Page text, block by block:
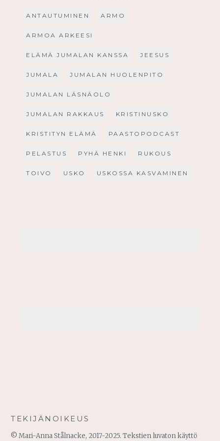
ANTAUTUMINEN ARMO
ARMOA ARKEESI
ELÄMÄ JUMALAN KANSSA JEESUS
JUMALA JUMALAN HUOLENPITO
JUMALAN LÄSNÄOLO
JUMALAN RAKKAUS KRISTINUSKO
KRISTITYN ELÄMÄ PAASTOPODCAST
PELASTUS PYHÄ HENKI RUKOUS
TOIVO USKO USKOSSA KASVAMINEN
TEKIJÄNOIKEUS
© Mari-Anna Stålnacke, 2017-2025. Tekstien luvaton käyttö